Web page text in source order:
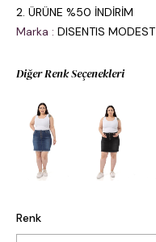
2. ÜRÜNE %50 İNDİRİM
Marka : DISENTIS MODEST
Diğer Renk Seçenekleri
Renk